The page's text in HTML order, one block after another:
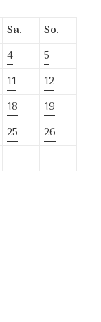
Sa.
So.
4
5
11
12
18
19
25
26